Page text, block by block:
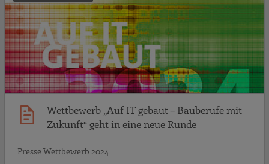
Wettbewerb „Auf IT gebaut – Bauberufe mit
Zukunft“ geht in eine neue Runde
Presse Wettbewerb 2024